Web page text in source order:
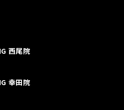
西尾院
幸田院